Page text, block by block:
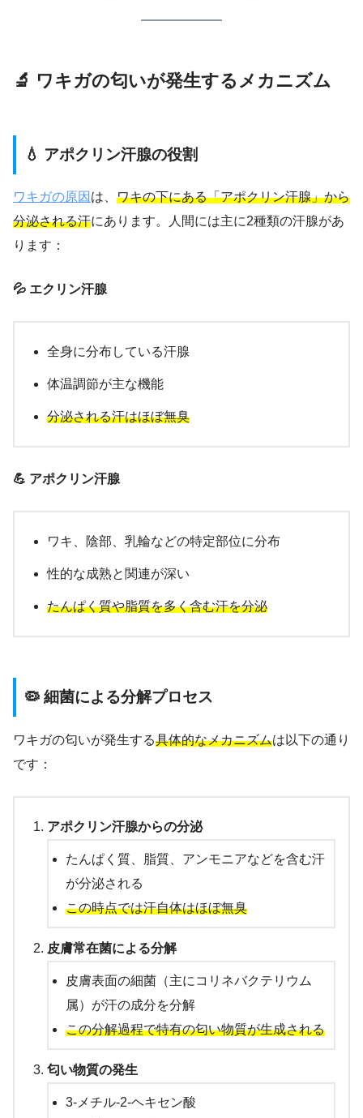
🔬 ワキガの匂いが発生するメカニズム
💧 アポクリン汗腺の役割
ワキガの原因 は、 ワキの下にある「アポクリン汗腺」から
分泌される汗にあります。人間には主に2種類の汗腺があ
ります：
💦 エクリン汗腺
全身に分布している汗腺
体温調節が主な機能
分泌される汗はほぼ無臭
💪 アポクリン汗腺
ワキ、陰部、乳輪などの特定部位に分布
性的な成熟と関連が深い
たんぱく質や脂質を多く含む汗を分泌
🦠 細菌による分解プロセス
ワキガの匂いが発生する具体的なメカニズムは以下の通り
です：
アポクリン汗腺からの分泌
たんぱく質、脂質、アンモニアなどを含む汗
が分泌される
この時点では汗自体はほぼ無臭
皮膚常在菌による分解
皮膚表面の細菌（主にコリネバクテリウム
属）が汗の成分を分解
この分解過程で特有の匂い物質が生成される
匂い物質の発生
3-メチル-2-ヘキセン酸